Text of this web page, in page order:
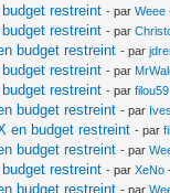
restreint - parWeee
restreint - par
budget restreint - par
restreint - par
restreint - parfilou59
budget restreint - par Ives
en budget restreint - par
budget restreint - par
restreint - parXeNo
budget restreint - par